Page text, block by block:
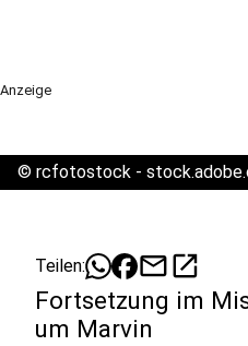
Anzeige
© rcfotostock -
Teilen: mailopen_in_new
Fortsetzung im
um Marvin